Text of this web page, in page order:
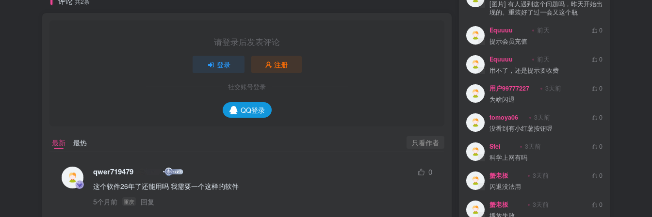
请登录后发表评论
登录 注册
社交账号登录
QQ登录
最新 最热 只看作者
qwer719479 0
这个软件26年了还能用吗 我需要一个这样的软件
5个月前
重庆 回复
[图片] 有人遇到这个问题吗，昨天开始出
现的。重装好了过一会又这个瓶
Equuuu 前天
0
提示会员充值
Equuuu 前天
0
用不了，还是提示要收费
用户99777227 3天前
0
为啥闪退
tomoya06 3天前
0
没看到有小红薯按钮喔
Sfei 3天前
0
科学上网有吗
蟹老板 3天前
0
闪退没法用
蟹老板 3天前
0